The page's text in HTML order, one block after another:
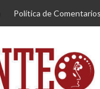
Política de Comentarios